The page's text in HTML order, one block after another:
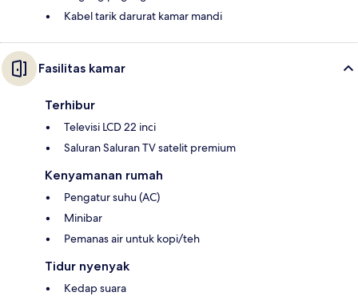
Kabel tarik darurat kamar mandi
Fasilitas kamar
Terhibur
Televisi LCD 22 inci
Saluran Saluran TV satelit premium
Kenyamanan rumah
Pengatur suhu (AC)
Minibar
Pemanas air untuk kopi/teh
Tidur nyenyak
Kedap suara